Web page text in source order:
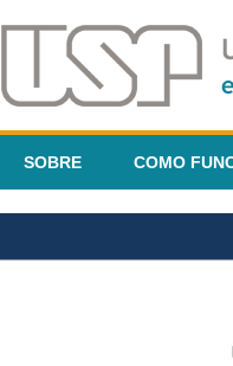
SOBRE COMO